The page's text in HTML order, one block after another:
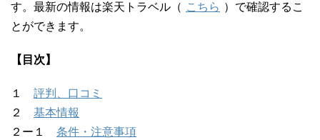
す。最新の情報は楽天トラベル（ こちら ）で確認するこ
とができます。
【目次】
１ 評判、口コミ
２ 基本情報
２ー１ 条件・注意事項